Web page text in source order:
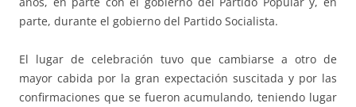
parte, durante el gobierno del Partido Socialista.
El lugar de celebración tuvo que cambiarse a otro de
mayor cabida por la gran expectación suscitada y por las
confirmaciones que se fueron acumulando, teniendo lugar